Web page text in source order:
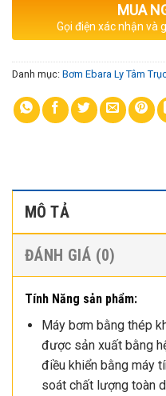
MUA
Gọi điện xác nhận và
Danh mục: Bơm Ebara Ly Tâm
MÔ TẢ
ĐÁNH GIÁ (0)
Tính Năng sản phẩm:
Máy bơm bằng thép
được sản xuất bằng
điều khiển bằng máy
soát chất lượng toàn